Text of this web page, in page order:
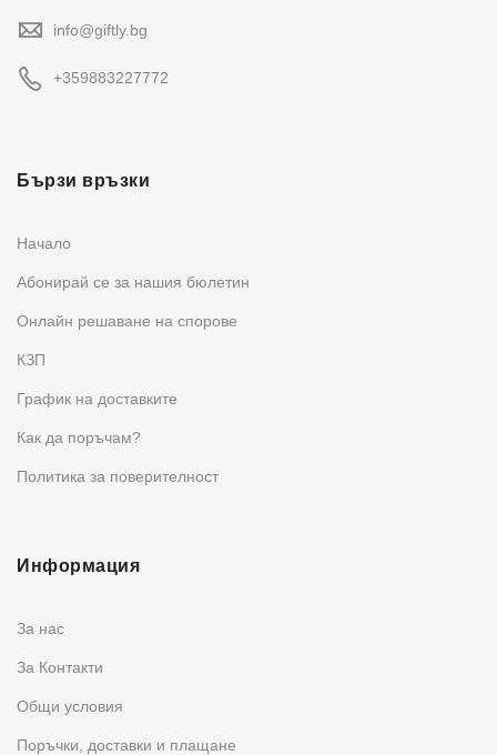
info@giftly.bg
+359883227772
Бързи връзки
Начало
Абонирай се за нашия бюлетин
Oнлайн решаване на спорове
КЗП
График на доставките
Как да поръчам?
Политика за поверителност
Информация
За нас
За Контакти
Общи условия
Поръчки, доставки и плащане